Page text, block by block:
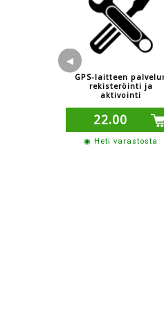
◀
GPS-laitteen
rekisteröinti ja
aktivointi
22.00
◉ Heti varastosta